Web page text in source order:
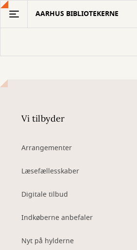
Gå
hovedindhold
AARHUS BIBLIOTEKERNE
Vi tilbyder
Arrangementer
Læsefællesskaber
Digitale tilbud
Indkøberne anbefaler
Nyt på hylderne